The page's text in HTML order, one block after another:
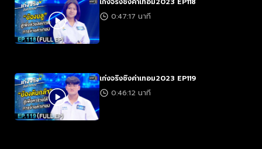
0:47:17 นาที
เก่งจริงชิงค่าเทอม2023 EP119
0:46:12 นาที